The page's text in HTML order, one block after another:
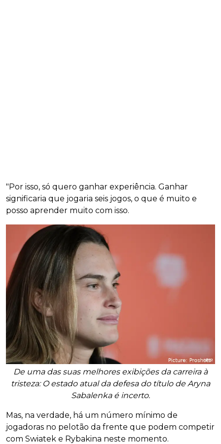
"Por isso, só quero ganhar experiência. Ganhar
significaria que jogaria seis jogos, o que é muito e
posso aprender muito com isso.
De uma das suas melhores exibições da carreira à
tristeza: O estado atual da defesa do título de Aryna
Sabalenka é incerto.
Mas, na verdade, há um número mínimo de
jogadoras no pelotão da frente que podem competir
com Swiatek e Rybakina neste momento.